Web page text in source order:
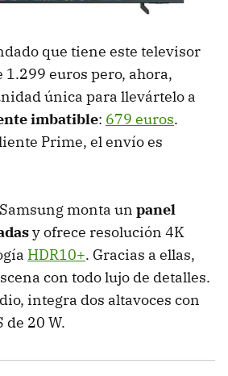
que tiene este televisor
1.299 euros pero, ahora,
única para llevártelo a
imbatible: 679 euros.
Prime, el envío es
monta un panel
y ofrece resolución 4K
HDR10+. Gracias a ellas,
con todo lujo de detalles.
integra dos altavoces con
de 20 W.